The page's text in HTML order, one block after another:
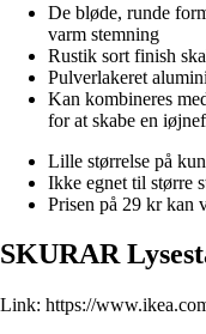
De bløde, runde
varm stemning
Rustik sort finish
Pulverlakeret
Kan kombineres
for at skabe en
Lille størrelse på
Ikke egnet til større
Prisen på 29 kr kan
SKURAR
Link: https://